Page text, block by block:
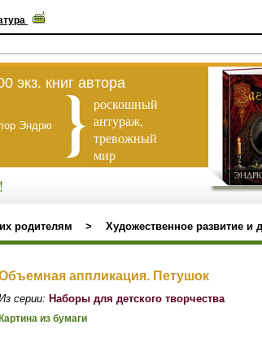
экз. книг автора
Эндрю
роскошный
антураж,
тревожный
мир
родителям > Художественное развитие и
аппликация. Петушок
серии: Наборы для детского творчества
Картина из бумаги